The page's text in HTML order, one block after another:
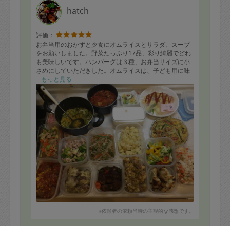
hatch
評価：
お弁当用のおかずと夕食にオムライスとサラダ、スープ
をお願いしました。野菜たっぷり17品、彩り綺麗でどれ
も美味しいです。ハンバーグは３種、お弁当サイズに小
さめにしていただきした。オムライスは、子ども用に味
付けは薄めに、鶏肉は小さめにカットされていて、食べ
やすく配慮していただきました。大人用は、胡椒でアク
セントが付けられていて、本当に美味しかったです。美
味しすぎて娘がおかわりしちゃいました。パイ生地の残
りでチョコクロワッサン、ミルクプリンのデザートま
で。味もバリエーションがあり、最後まで美味しくいた
だけそうです。調味料が残り少ない物についても報告が
あったので、次のお買い物の時に助かります。ありがと
うございました！
もっと見る
※依頼者の依頼当時の主観的な感想です。